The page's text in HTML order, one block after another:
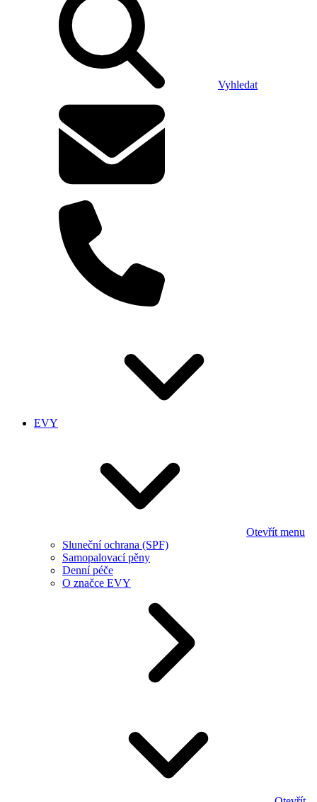
Vyhledat
EVY
Otevřít menu
Sluneční ochrana (SPF)
Samopalovací pěny
Denní péče
O značce EVY